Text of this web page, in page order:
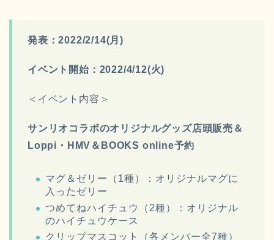
発表：2022/2/14(月)
イベント開始：2022/4/12(火)
＜イベント内容＞
サンリオコラボのオリジナルグッズ店頭販売＆
Loppi・HMV＆BOOKS online予約
マグ＆ゼリー（1種）：オリジナルマグに
入ったゼリー
つめてねハイチュウ（2種）：オリジナル
のハイチュウケース
クリップマスコット（各メンバー全7種）